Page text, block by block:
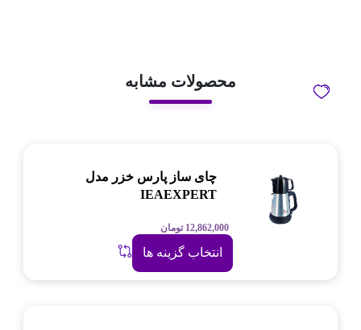
محصولات مشابه
چای ساز پارس‌ خزر مدل
IEAEXPERT
12,862,000 تومان
انتخاب گزینه ها